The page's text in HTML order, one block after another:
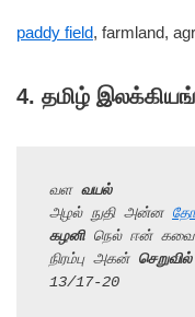
paddy field, farmland,
4. தமிழ்
வள வயல்
அழல் நுதி அன்ன
கழனி நெல் ஈன் கவை
நிரம்பு அகன் செறுவில்
13/17-20